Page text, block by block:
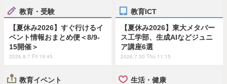
教育・受験
【夏休み2026】すぐ行けるイ
ベント情報おまとめ便＜8/9-
15開催＞
2026.8.7 Fri 19:45
教育ICT
【夏休み2026】東大メタバー
ス工学部、生成AIなどジュニ
ア講座6選
2026.7.30 Thu 11:15
教育イベント 生活・健康